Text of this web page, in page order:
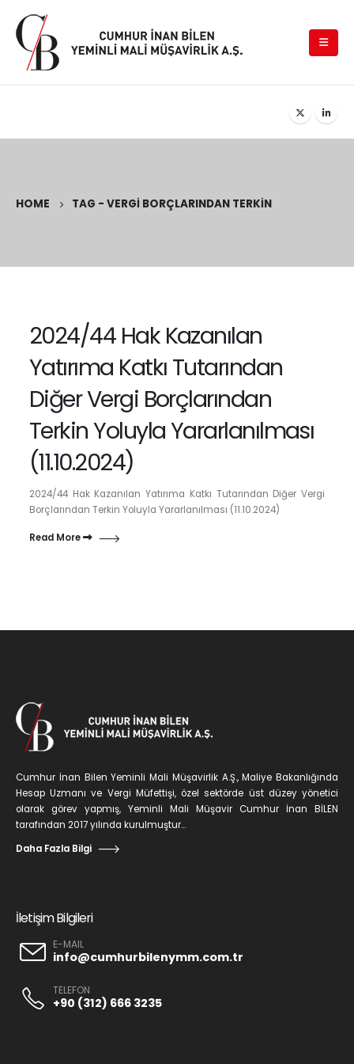
HOME TAG - VERGI BORÇLARINDAN TERKIN
2024/44 Hak Kazanılan
Yatırıma Katkı Tutarından
Diğer Vergi Borçlarından
Terkin Yoluyla Yararlanılması
(11.10.2024)
2024/44 Hak Kazanılan Yatırıma Katkı Tutarından Diğer Vergi
Borçlarından Terkin Yoluyla Yararlanılması (11.10.2024)
Read More
Cumhur İnan Bilen Yeminli Mali Müşavirlik A.Ş., Maliye Bakanlığında
Hesap Uzmanı ve Vergi Müfettişi, özel sektörde üst düzey yönetici
olarak görev yapmış, Yeminli Mali Müşavir Cumhur İnan BİLEN
tarafından 2017 yılında kurulmuştur...
Daha Fazla Bilgi
İletişim Bilgileri
E-MAIL
info@cumhurbilenymm.com.tr
TELEFON
+90 (312) 666 3235